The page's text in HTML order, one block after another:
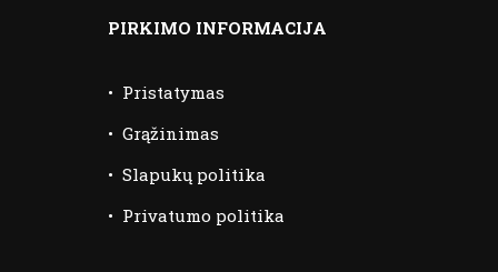
PIRKIMO INFORMACIJA
• Pristatymas
• Grąžinimas
• Slapukų politika
• Privatumo politika